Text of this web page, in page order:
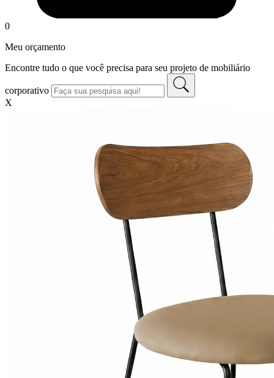
0
Meu orçamento
Encontre tudo o que você precisa para seu projeto de mobiliário
corporativo
X